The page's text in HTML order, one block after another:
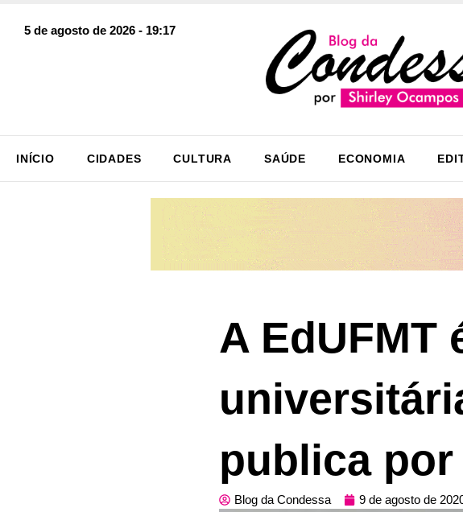
5 de agosto de 2026 - 19:17
INÍCIO CIDADES CULTURA SAÚDE ECONOMIA
A EdUFMT
publica por
Blog da Condessa 9 de agosto de